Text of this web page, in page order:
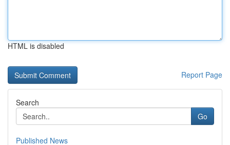
HTML is disabled
Report Page
Search
Go
Published News